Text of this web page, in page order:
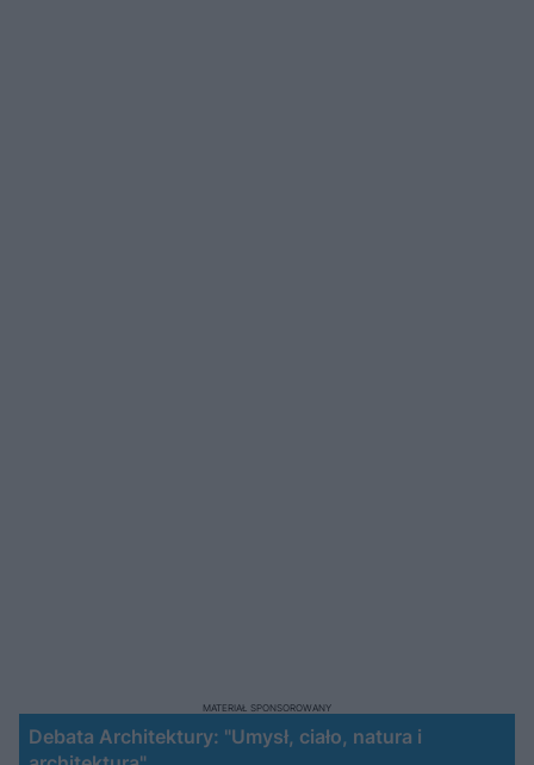
Debata Architektury: "Umysł, ciało, natura i
MATERIAŁ SPONSOROWANY